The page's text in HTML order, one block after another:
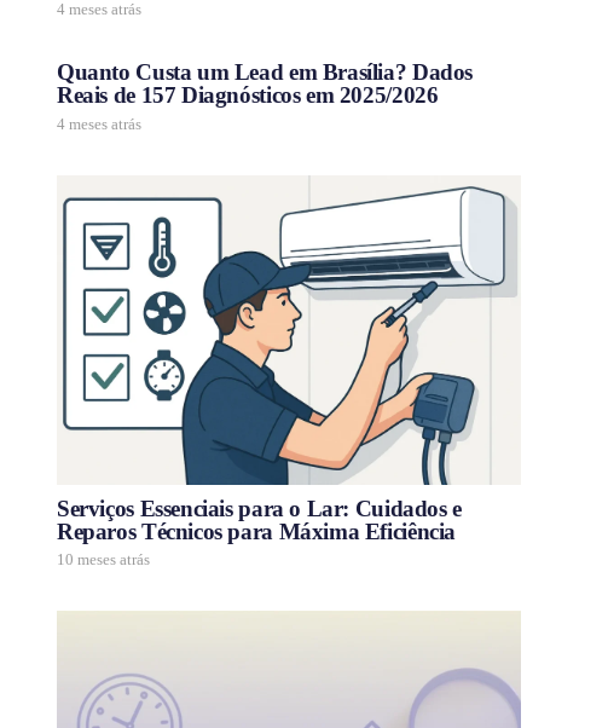
4 meses atrás
Quanto Custa um Lead em Brasília? Dados
Reais de 157 Diagnósticos em 2025/2026
4 meses atrás
Serviços Essenciais para o Lar: Cuidados e
Reparos Técnicos para Máxima Eficiência
10 meses atrás